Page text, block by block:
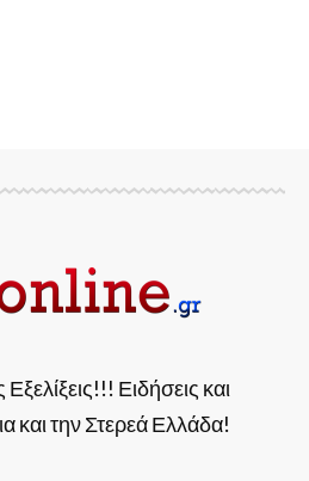
Εξελίξεις!!! Ειδήσεις και
και την Στερεά Ελλάδα!